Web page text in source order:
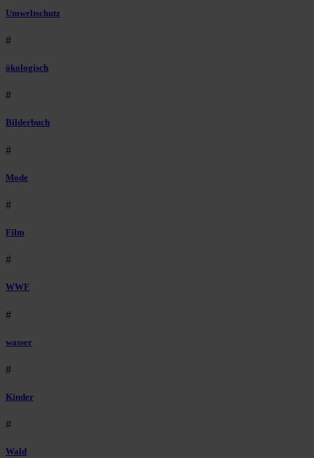
Umweltschutz
#
ökologisch
#
Bilderbuch
#
Mode
#
Film
#
WWF
#
wasser
#
Kinder
#
Wald